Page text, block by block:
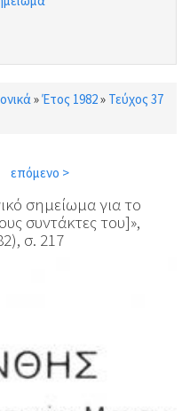
»Έτος 1982» Τεύχος 37
επόμενο >
σημείωμα για το
συντάκτες του]»,
σ. 217